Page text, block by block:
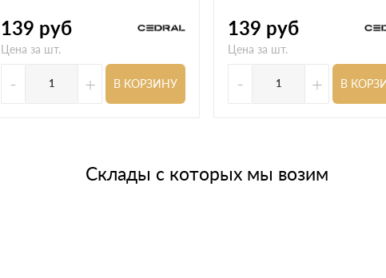
139 руб
Цена за шт.
- + В КОРЗИНУ
139 руб
Цена за шт.
- + В
Склады с которых мы возим